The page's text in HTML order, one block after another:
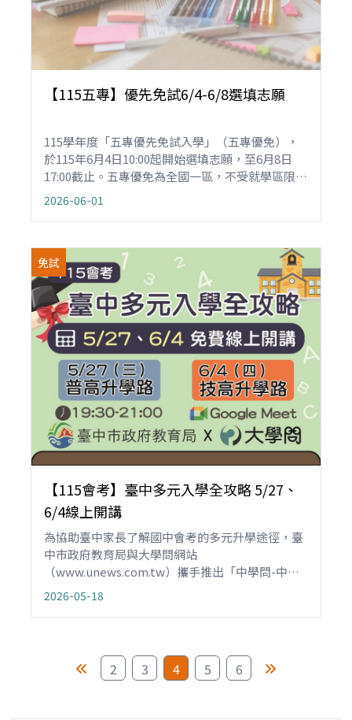
【115五專】優先免試6/4-6/8選填志願
115學年度「五專優先免試入學」（五專優免），
於115年6月4日10:00起開始選填志願，至6月8日
17:00截止。五專優免為全國一區，不受就學區限
制，每人可填30個志願，請考生在家長或監護人陪
同下，於期限內上網登記志願並確認送出。
2026-06-01
免試
【115會考】臺中多元入學全攻略 5/27、
6/4線上開講
為協助臺中家長了解國中會考的多元升學途徑，臺
中市政府教育局與大學問網站
（www.unews.com.tw）攜手推出「中學問-中投
區臺中市多元入學指南」（
https://txg.cap.tw/），並於115年5月27日
中市國中生最新升學資訊，不管想就讀高中、技
高，還是瞄準五專，從志願選填到未來升學方向，
2026-05-18
2 3 4 5 6